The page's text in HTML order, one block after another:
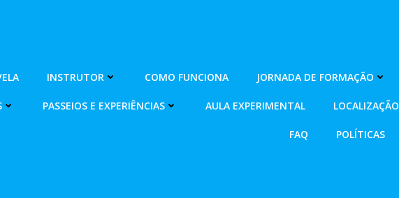
INSTRUTOR COMO FUNCIONA JORNADA DE FORMAÇÃO
PASSEIOS E EXPERIÊNCIAS AULA EXPERIMENTAL LOCALIZAÇÃO
FAQ POLÍTICAS